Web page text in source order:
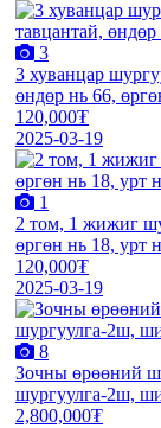
3
3 хуванцар
өндөр нь 66,
120,000₮
2025-03-19
1
2 том, 1 жижиг
өргөн нь 18, урт
120,000₮
2025-03-19
8
Зочны өрөөний
шургуулга-2ш,
2,800,000₮